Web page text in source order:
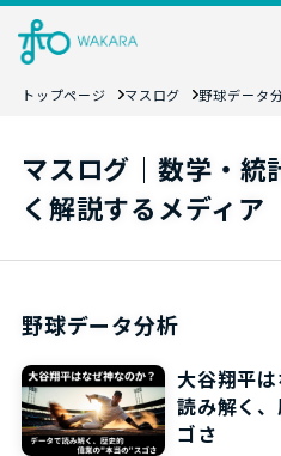
トップページ マスログ 野球データ
マスログ｜数学・
く解説するメディア
野球データ分析
大谷翔平
読み解く
ゴさ